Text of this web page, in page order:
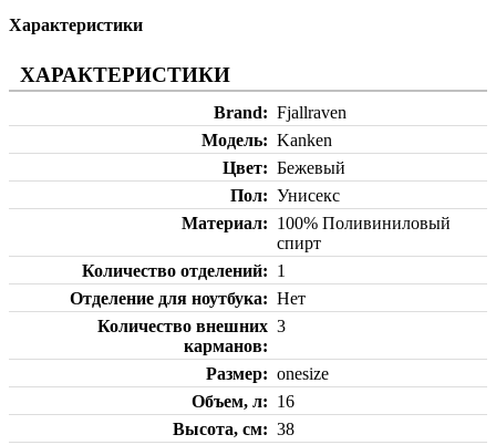
Характеристики
ХАРАКТЕРИСТИКИ
Brand
Fjallraven
Модель
Kanken
Цвет
Бежевый
Пол
Унисекс
Материал
100% Поливиниловый
спирт
Количество отделений
1
Отделение для ноутбука
Нет
Количество внешних
карманов
3
Размер
onesize
Объем, л
16
Высота, см
38